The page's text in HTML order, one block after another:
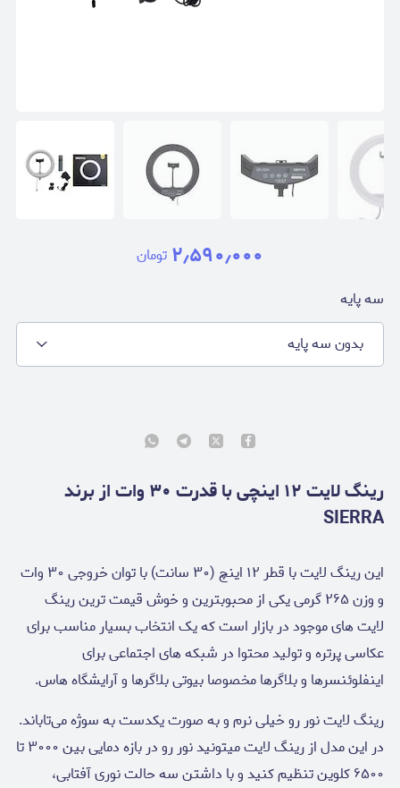
۲٫۵۹۰٫۰۰۰ تومان
سه پایه
بدون سه پایه
رینگ لایت ۱۲ اینچی با قدرت ۳۰ وات از برند
SIERRA
این رینگ لایت با قطر ١٢ اینچ (٣٠ سانت) با توان خروجی ٣٠ وات
و وزن ٢۶۵ گرمی یکی از محبوبترین و خوش قیمت ترین رینگ
لایت های موجود در بازار است که یک انتخاب بسیار مناسب برای
عکاسی پرتره و تولید محتوا در شبکه های اجتماعی برای
اینفلوئنسرها و بلاگرها مخصوصا بیوتی بلاگرها و آرایشگاه هاس.
رینگ لایت نور رو خیلی نرم و به صورت یکدست به سوژه می‌تاباند.
در این مدل از رینگ لایت میتونید نور رو در بازه دمایی بین ٣٠٠٠ تا
۶۵٠٠ کلوین تنظیم کنید و با داشتن سه حالت نوری آفتابی،